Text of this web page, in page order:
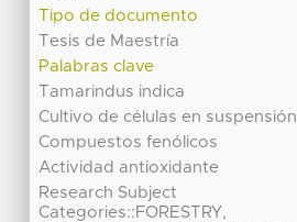
Tipo de documento
Tesis de Maestría
Palabras clave
Tamarindus indica
Cultivo de células en suspensión
Compuestos fenólicos
Actividad antioxidante
Research Subject
Categories::FORESTRY,